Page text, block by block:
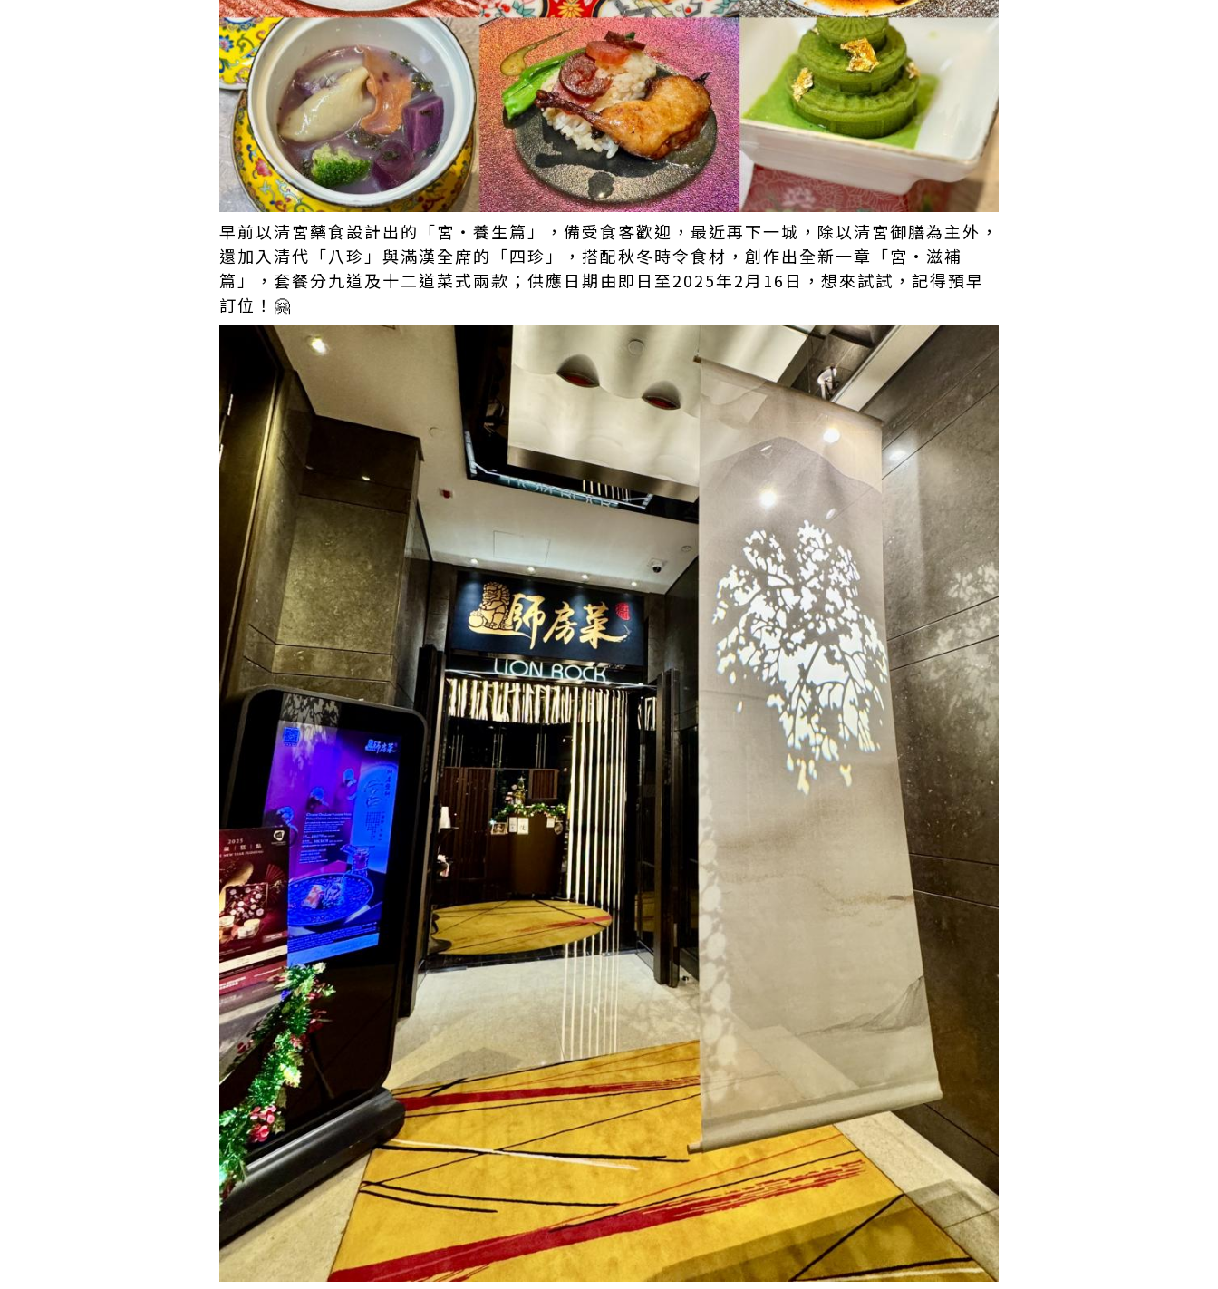
早前以清宮藥食設計出的「宮‧養生篇」，備受食客歡迎，最近再下一城，除以清宮御膳為主外，
還加入清代「八珍」與滿漢全席的「四珍」，搭配秋冬時令食材，創作出全新一章「宮·滋補
篇」，套餐分九道及十二道菜式兩款；供應日期由即日至2025年2月16日，想來試試，記得預早
訂位！🤗